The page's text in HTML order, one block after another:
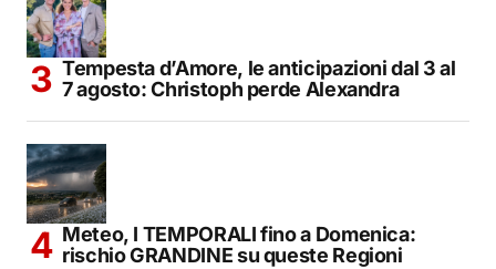
Tempesta d’Amore, le anticipazioni dal 3 al
7 agosto: Christoph perde Alexandra
Meteo, I TEMPORALI fino a Domenica:
rischio GRANDINE su queste Regioni